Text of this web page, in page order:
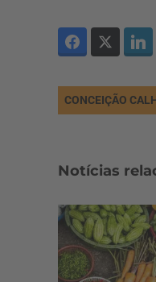
CONCEIÇÃO
Notícias